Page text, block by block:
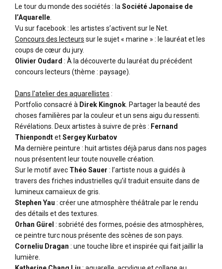
Le tour du monde des sociétés : la Société Japonaise de
l’Aquarelle
Vu sur facebook : les artistes s’activent sur le Net.
Concours des lecteurs sur le sujet « marine » : le lauréat et les
coups de cœur du jury.
Olivier Oudard : À la découverte du lauréat du précédent
concours lecteurs (thème : paysage).
Dans l'atelier des aquarellistes :
Portfolio consacré à Direk Kingnok . Partager la beauté des
choses familières par la couleur et un sens aigu du ressenti.
Révélations. Deux artistes à suivre de près : Fernand
ThienpondtetSergey Kurbatov
Ma dernière peinture : huit artistes déjà parus dans nos pages
nous présentent leur toute nouvelle création.
Sur le motif avec Théo Sauer : l’artiste nous a guidés à
travers des friches industrielles qu’il traduit ensuite dans de
lumineux camaïeux de gris.
Stephen Yau : créer une atmosphère théâtrale par le rendu
des détails et des textures.
Orhan Gürel : sobriété des formes, poésie des atmosphères,
ce peintre turc nous présente des scènes de son pays.
Corneliu Dragan : une touche libre et inspirée qui fait jaillir la
lumière.